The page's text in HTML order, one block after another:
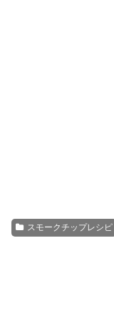
スモークチップレシピ